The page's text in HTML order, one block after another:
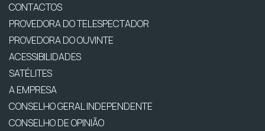
CONTACTOS
PROVEDORA DO TELESPECTADOR
PROVEDORA DO OUVINTE
ACESSIBILIDADES
SATÉLITES
A EMPRESA
CONSELHO GERAL INDEPENDENTE
CONSELHO DE OPINIÃO